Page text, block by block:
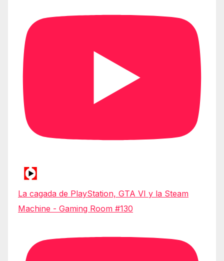
La cagada de PlayStation, GTA VI y la Steam
Machine - Gaming Room #130